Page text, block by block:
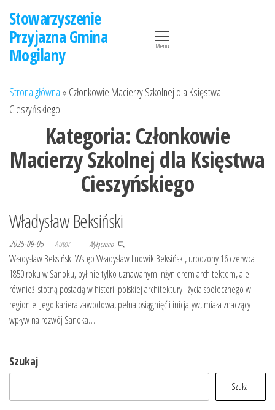
treści
Stowarzyszenie
Przyjazna Gmina
Mogilany
Menu
Strona główna » Członkowie Macierzy Szkolnej dla Księstwa
Cieszyńskiego
Kategoria: Członkowie
Macierzy Szkolnej dla Księstwa
Cieszyńskiego
Władysław Beksiński
2025-09-05 Autor Wyłączono
Władysław Beksiński Wstęp Władysław Ludwik Beksiński, urodzony 16 czerwca
1850 roku w Sanoku, był nie tylko uznawanym inżynierem architektem, ale
również istotną postacią w historii polskiej architektury i życia społecznego w
regionie. Jego kariera zawodowa, pełna osiągnięć i inicjatyw, miała znaczący
wpływ na rozwój Sanoka…
Szukaj
Szukaj